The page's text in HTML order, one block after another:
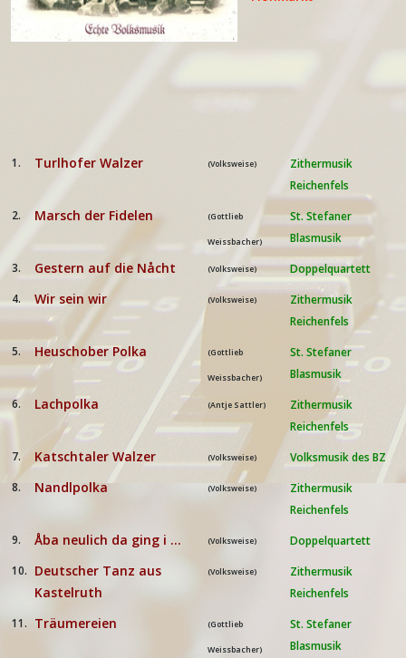
1. Turlhofer Walzer (Volksweise)
Zithermusik
Reichenfels
2. Marsch der Fidelen (Gottlieb
Weissbacher)
St. Stefaner
Blasmusik
3. Gestern auf die Nåcht (Volksweise) Doppelquartett
4. Wir sein wir (Volksweise)
Zithermusik
Reichenfels
5. Heuschober Polka (Gottlieb
Weissbacher)
St. Stefaner
Blasmusik
6. Lachpolka (Antje Sattler)
Zithermusik
Reichenfels
7. Katschtaler Walzer (Volksweise) Volksmusik des BZ
8. Nandlpolka (Volksweise)
Zithermusik
Reichenfels
9. Åba neulich da ging i ... (Volksweise) Doppelquartett
10.
Deutscher Tanz aus
Kastelruth
(Volksweise)
Zithermusik
Reichenfels
11. Träumereien (Gottlieb
Weissbacher)
St. Stefaner
Blasmusik